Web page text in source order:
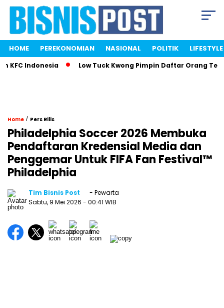
HOME PEREKONOMIAN NASIONAL POLITIK LIFESTYLE
Indonesia Low Tuck Kwong Pimpin Daftar Orang
Home / Pers Rilis
Philadelphia Soccer 2026 Membuka
Pendaftaran Kredensial Media dan
Penggemar Untuk FIFA Fan Festival™
Philadelphia
Tim Bisnis Post
- Pewarta
Sabtu, 9 Mei 2026 - 00:41 WIB